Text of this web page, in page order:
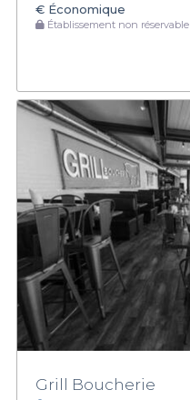
€ Économique
Établissement non réservable
Grill Boucherie